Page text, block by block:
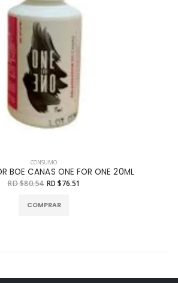
CONSUMO
BOE CANAS ONE FOR ONE 20ML
RD $80.54 RD $76.51
COMPRAR